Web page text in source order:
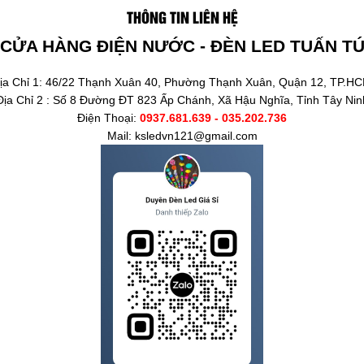
THÔNG TIN LIÊN HỆ
CỬA HÀNG ĐIỆN NƯỚC - ĐÈN LED TUẤN TÚ
Chỉ 1: 46/22 Thạnh Xuân 40, Phường Thạnh Xuân, Quận 12,
Chỉ 2 : Số 8 Đường ĐT 823 Ấp Chánh, Xã Hậu Nghĩa, Tỉnh Tây
Điện Thoại: 0937.681.639 - 035.202.736
Mail: ksledvn121@gmail.com